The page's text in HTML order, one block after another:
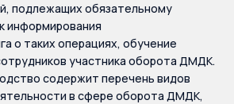
подлежащих обязательному
информирования
о таких операциях, обучение
участника оборота ДМДК.
содержит перечень видов
в сфере оборота ДМДК,